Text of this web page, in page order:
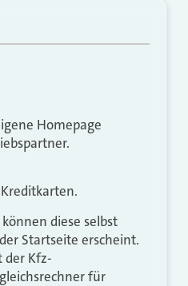
Homepage
diese selbst
Startseite erscheint.
der Kfz-
für